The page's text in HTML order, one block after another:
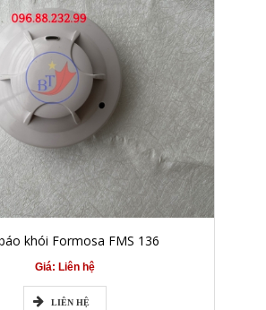
khói Formosa FMS 136
Giá: Liên hệ
LIÊN HỆ